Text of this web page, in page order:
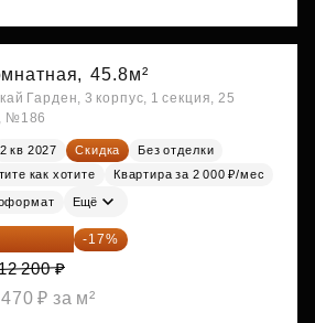
45.8м²
Гарден, 3 корпус, 1 секция, 25
№186
2 кв 2027 Скидка
Без отделки
как хотите
Квартира за 2 000 ₽/мес
Ещё
126 ₽ -17%
200 ₽
₽ за м²